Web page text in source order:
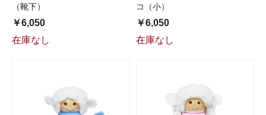
（靴下）
￥6,050
在庫なし
コ（小）
￥6,050
在庫なし